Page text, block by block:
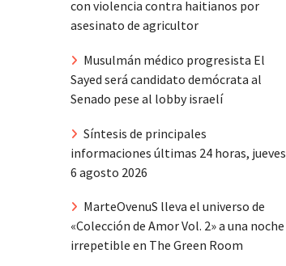
con violencia contra haitianos por
asesinato de agricultor
Musulmán médico progresista El
Sayed será candidato demócrata al
Senado pese al lobby israelí
Síntesis de principales
informaciones últimas 24 horas, jueves
6 agosto 2026
MarteOvenuS lleva el universo de
«Colección de Amor Vol. 2» a una noche
irrepetible en The Green Room